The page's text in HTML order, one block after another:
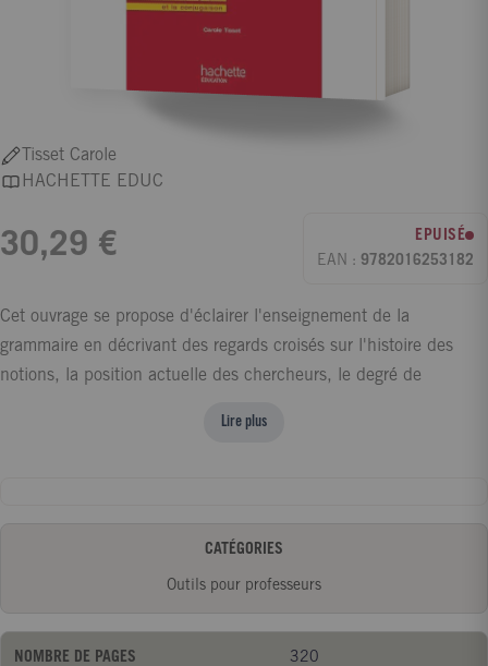
Tisset Carole
HACHETTE EDUC
30,29 €
EPUISÉ
EAN : 9782016253182
Cet ouvrage se propose d'éclairer l'enseignement de la
grammaire en décrivant des regards croisés sur l'histoire des
notions, la position actuelle des chercheurs, le degré de
l'auteur montre les possibilités d'analyse des élèves et les
savants" et un outil pédagogique qui propose des démarches et
des outils professionnels.
Lire plus
CATÉGORIES
Outils pour professeurs
NOMBRE DE PAGES 320